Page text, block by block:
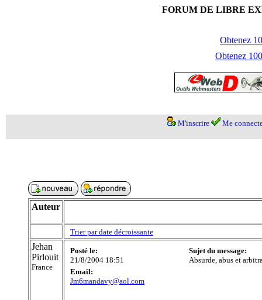
FORUM DE LIBRE
Obtenez
Obtenez
M'inscrire Me
Auteur
Trier par date décroissante
Jehan
Pirlouit
France
Posté le:
21/8/2004 18:51
Sujet du message:
Absurde, abus et
Email:
Jm6mandavy@aol.com